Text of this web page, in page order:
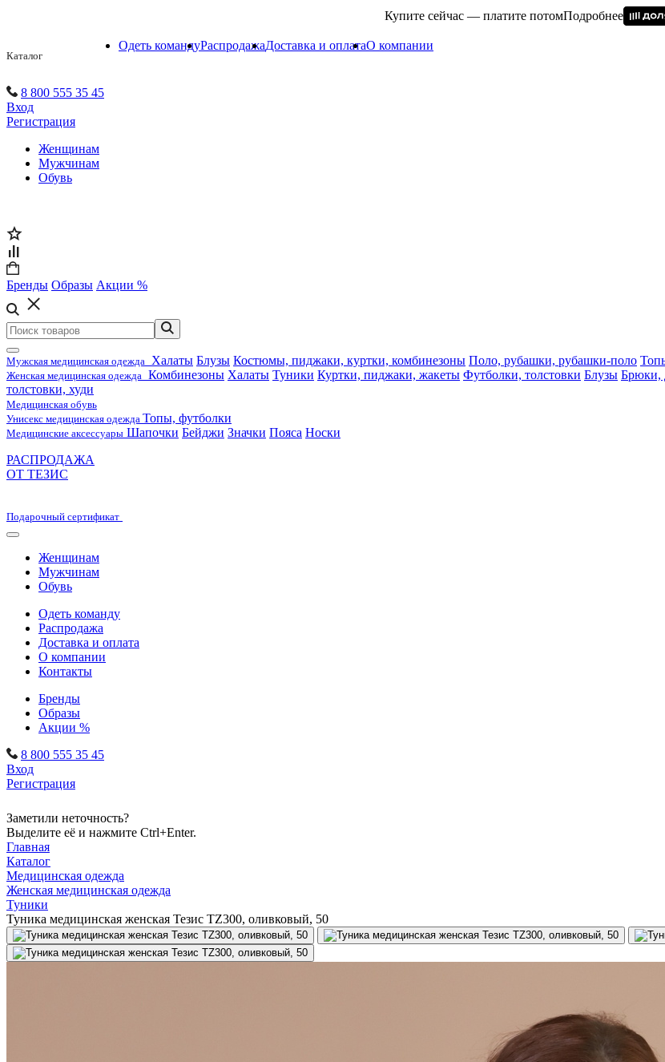
Купите сейчас — платите потомПодробнее
Каталог
Одеть командуРаспродажаДоставка и оплатаО компании
8 800 555 35 45
Вход
Регистрация
Женщинам
Мужчинам
Обувь
Бренды Образы Акции %
Мужская медицинская одежда Халаты Блузы Костюмы, пиджаки, куртки, комбинезоны Поло, рубашки, рубашки-поло
Женская медицинская одежда Комбинезоны Халаты Туники Куртки, пиджаки, жакеты Футболки, толстовки Блузы Брюки,
толстовки, худи
Медицинская обувь
Унисекс медицинская одежда Топы, футболки
Медицинские аксессуары Шапочки Бейджи Значки Пояса Носки
РАСПРОДАЖА
ОТ ТЕЗИС
Подарочный сертификат
Женщинам
Мужчинам
Обувь
Одеть команду
Распродажа
Доставка и оплата
О компании
Контакты
Бренды
Образы
Акции %
8 800 555 35 45
Вход
Регистрация
Заметили неточность?
Выделите её и нажмите Ctrl+Enter.
Главная
Каталог
Медицинская одежда
Женская медицинская одежда
Туники
Туника медицинская женская Тезис TZ300, оливковый, 50